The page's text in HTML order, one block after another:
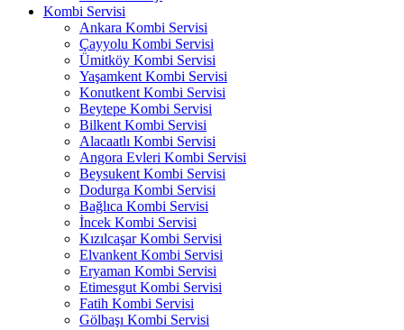
Kombi Servisi
Ankara Kombi Servisi
Çayyolu Kombi Servisi
Ümitköy Kombi Servisi
Yaşamkent Kombi Servisi
Konutkent Kombi Servisi
Beytepe Kombi Servisi
Bilkent Kombi Servisi
Alacaatlı Kombi Servisi
Angora Evleri Kombi Servisi
Beysukent Kombi Servisi
Dodurga Kombi Servisi
Bağlıca Kombi Servisi
İncek Kombi Servisi
Kızılcaşar Kombi Servisi
Elvankent Kombi Servisi
Eryaman Kombi Servisi
Etimesgut Kombi Servisi
Fatih Kombi Servisi
Gölbaşı Kombi Servisi